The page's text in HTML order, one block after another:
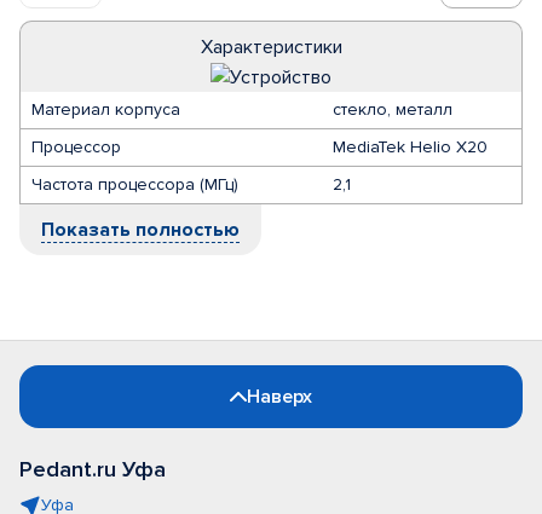
Характеристики
Материал корпуса
стекло, металл
Процессор
MediaTek Helio X20
Частота процессора (МГц)
2,1
Показать полностью
Наверх
Pedant.ru Уфа
Уфа